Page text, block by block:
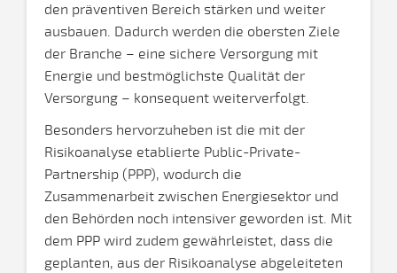
den präventiven Bereich stärken und weiter
ausbauen. Dadurch werden die obersten Ziele
der Branche – eine sichere Versorgung mit
Energie und bestmöglichste Qualität der
Versorgung – konsequent weiterverfolgt.
Besonders hervorzuheben ist die mit der
Risikoanalyse etablierte Public-Private-
Partnership (PPP), wodurch die
Zusammenarbeit zwischen Energiesektor und
den Behörden noch intensiver geworden ist. Mit
dem PPP wird zudem gewährleistet, dass die
geplanten, aus der Risikoanalyse abgeleiteten